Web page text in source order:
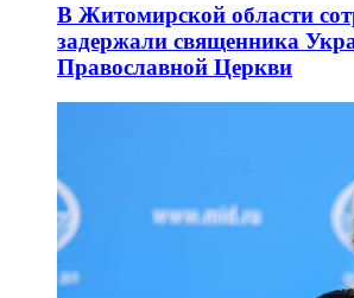
В Житомирской области
задержали священника
Православной Церкви